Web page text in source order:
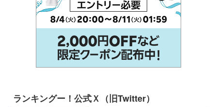
ランキングー！公式Ｘ（旧Twitter）